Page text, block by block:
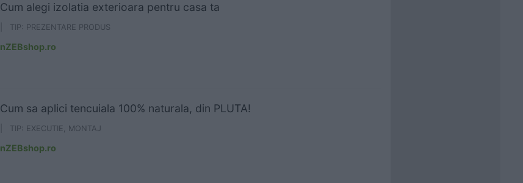
Cum alegi izolatia exterioara pentru casa ta
| TIP: PREZENTARE PRODUS
nZEBshop.ro
Cum sa aplici tencuiala 100% naturala, din PLUTA!
| TIP: EXECUTIE, MONTAJ
nZEBshop.ro